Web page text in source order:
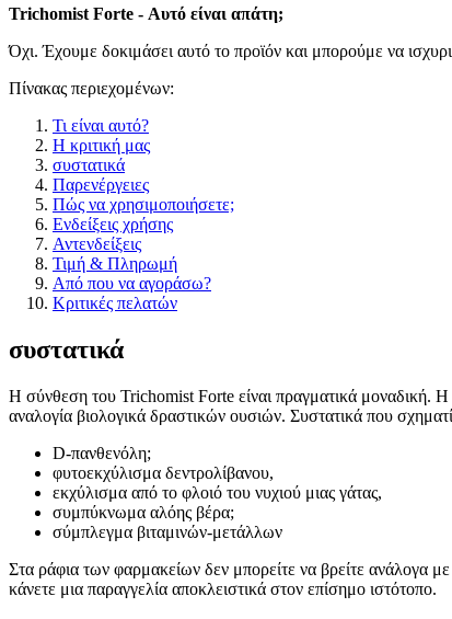
Trichomist Forte - Αυτό είναι απάτη;
Όχι. Έχουμε δοκιμάσει αυτό το προϊόν και μπορούμε να
Πίνακας περιεχομένων:
Τι είναι αυτό?
Η κριτική μας
συστατικά
Παρενέργειες
Πώς να χρησιμοποιήσετε;
Ενδείξεις χρήσης
Αντενδείξεις
Τιμή & Πληρωμή
Από που να αγοράσω?
Κριτικές πελατών
συστατικά
Η σύνθεση του Trichomist Forte είναι πραγματικά μοναδική. Η
αναλογία βιολογικά δραστικών ουσιών. Συστατικά που
D-πανθενόλη;
φυτοεκχύλισμα δεντρολίβανου,
εκχύλισμα από το φλοιό του νυχιού μιας γάτας,
συμπύκνωμα αλόης βέρα;
σύμπλεγμα βιταμινών-μετάλλων
Στα ράφια των φαρμακείων δεν μπορείτε να βρείτε ανάλογα
κάνετε μια παραγγελία αποκλειστικά στον επίσημο ιστότοπο.